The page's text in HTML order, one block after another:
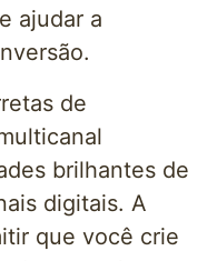
ajudar a
de
brilhantes de
digitais. A
que você crie